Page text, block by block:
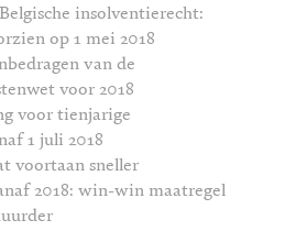
insolventierecht:
op 1 mei 2018
van de
voor 2018
voor tienjarige
1 juli 2018
voortaan sneller
2018: win-win maatregel